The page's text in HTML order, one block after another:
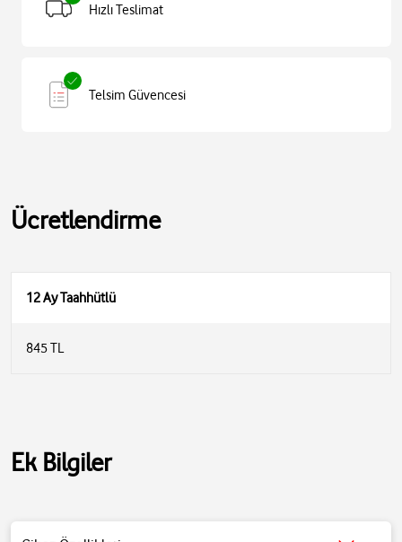
Hızlı Teslimat
Telsim Güvencesi
Ücretlendirme
12 Ay Taahhütlü
845 TL
Ek Bilgiler
• Geniş bölme ve 4 gizli cep günlük ihtiyaçlarınızı için uygundur.